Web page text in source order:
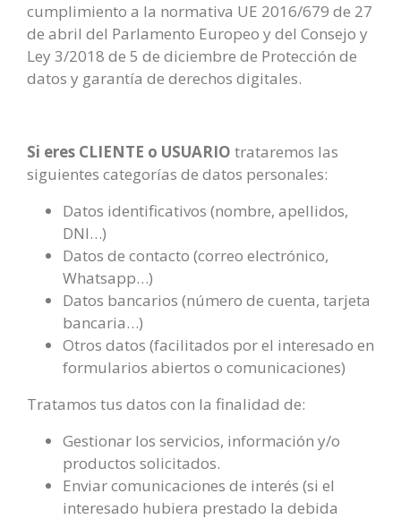
cumplimiento a la normativa UE 2016/679 de 27
de abril del Parlamento Europeo y del Consejo y
Ley 3/2018 de 5 de diciembre de Protección de
datos y garantía de derechos digitales.
Si eres CLIENTE o USUARIO trataremos las
siguientes categorías de datos personales:
Datos identificativos (nombre, apellidos,
DNI…)
Datos de contacto (correo electrónico,
Whatsapp…)
Datos bancarios (número de cuenta, tarjeta
bancaria…)
Otros datos (facilitados por el interesado en
formularios abiertos o comunicaciones)
Tratamos tus datos con la finalidad de:
Gestionar los servicios, información y/o
productos solicitados.
Enviar comunicaciones de interés (si el
interesado hubiera prestado la debida